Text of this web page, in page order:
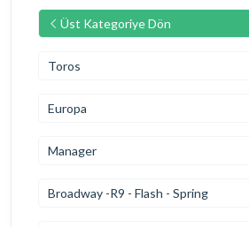
Üst Kategoriye Dön
Toros
Europa
Manager
Broadway -R9 - Flash - Spring